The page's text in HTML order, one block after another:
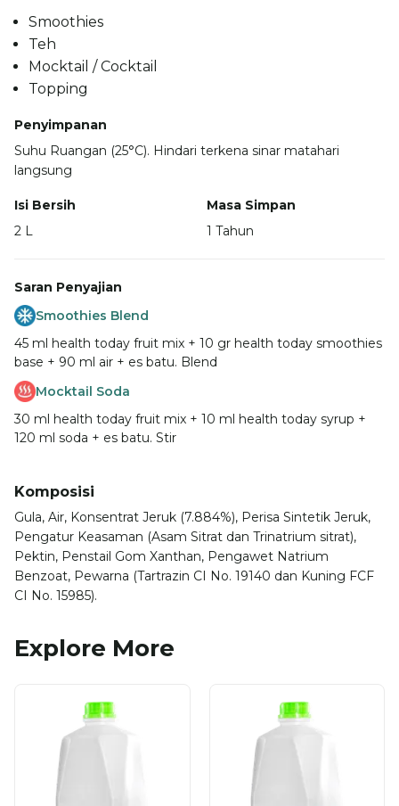
Smoothies
Teh
Mocktail / Cocktail
Topping
Penyimpanan
Suhu Ruangan (25°C). Hindari terkena sinar matahari
langsung
Isi Bersih
2 L
Masa Simpan
1 Tahun
Saran Penyajian
Smoothies Blend
45 ml health today fruit mix + 10 gr health today smoothies
base + 90 ml air + es batu. Blend
Mocktail Soda
30 ml health today fruit mix + 10 ml health today syrup +
120 ml soda + es batu. Stir
Komposisi
Gula, Air, Konsentrat Jeruk (7.884%), Perisa Sintetik Jeruk,
Pengatur Keasaman (Asam Sitrat dan Trinatrium sitrat),
Pektin, Penstail Gom Xanthan, Pengawet Natrium
Benzoat, Pewarna (Tartrazin CI No. 19140 dan Kuning FCF
CI No. 15985).
Explore More